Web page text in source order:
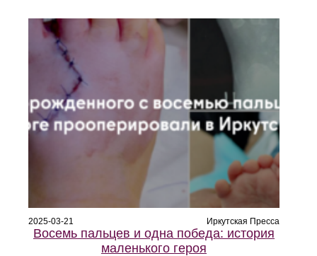
2025-03-21 Иркутская Пресса
Восемь пальцев и одна победа: история
маленького героя